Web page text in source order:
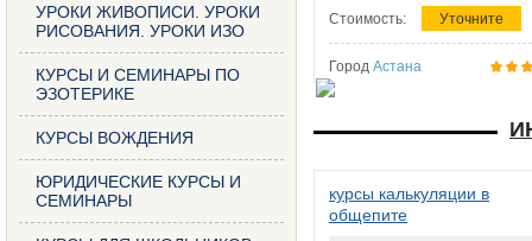
УРОКИ ЖИВОПИСИ. УРОКИ
РИСОВАНИЯ. УРОКИ ИЗО
КУРСЫ И СЕМИНАРЫ ПО
ЭЗОТЕРИКЕ
КУРСЫ ВОЖДЕНИЯ
ЮРИДИЧЕСКИЕ КУРСЫ И
СЕМИНАРЫ
Стоимость: Уточните
Город Астана
курсы калькуляции в
общепите